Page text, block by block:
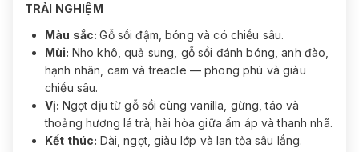
TRẢI NGHIỆM
Màu sắc:Gỗ sồi đậm, bóng và có chiều sâu.
Mùi: Nho khô, quả sung, gỗ sồi đánh bóng, anh đào,
hạnh nhân, cam và treacle — phong phú và giàu
chiều sâu.
Vị: Ngọt dịu từ gỗ sồi cùng vanilla, gừng, táo và
thoảng hương lá trà; hài hòa giữa ấm áp và thanh nhã.
Kết thúc: Dài, ngọt, giàu lớp và lan tỏa sâu lắng.